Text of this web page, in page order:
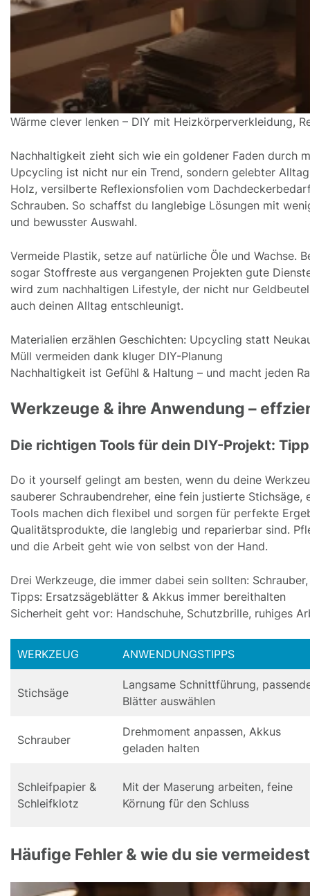
Wärme clever lenken – DIY mit Heizkörperverkleidung,
Nachhaltigkeit zieht sich wie ein goldener Faden durch
Upcycling ist nicht nur ein Trend, sondern gelebter
Holz, versilberte Reflexionsfolien vom
Schrauben. So schaffst du langlebige Lösungen mit
und bewusster Auswahl.
Vermeide Plastik, setze auf natürliche Öle und Wachse.
sogar Stoffreste aus vergangenen Projekten gute
wird zum nachhaltigen Lifestyle, der nicht nur
auch deinen Alltag entschleunigt.
Materialien erzählen Geschichten: Upcycling statt
Müll vermeiden dank kluger DIY-Planung
Nachhaltigkeit ist Gefühl & Haltung – und macht jeden
Werkzeuge & ihre Anwendung –
Die richtigen Tools für dein DIY-Projekt:
Do it yourself gelingt am besten, wenn du deine
sauberer Schraubendreher, eine fein justierte
Tools machen dich flexibel und sorgen für perfekte
Qualitätsprodukte, die langlebig und reparierbar sind.
und die Arbeit geht wie von selbst von der Hand.
Drei Werkzeuge, die immer dabei sein sollten:
Tipps: Ersatzsägeblätter & Akkus immer bereithalten
Sicherheit geht vor: Handschuhe, Schutzbrille, ruhiges
WERKZEUG ANWENDUNGSTIPPS
Stichsäge
Langsame Schnittführung,
Blätter auswählen
Schrauber
Drehmoment anpassen, Akkus
geladen halten
Schleifpapier &
Schleifklotz
Mit der Maserung arbeiten, feine
Körnung für den Schluss
Häufige Fehler & wie du sie vermeidest